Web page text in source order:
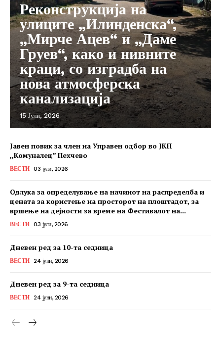
Реконструкција на
улиците „Илинденска“,
„Мирче Ацев“ и „Даме
Груев“, како и нивните
краци, со изградба на
нова атмосферска
канализација
15 Јули, 2026
Јавен повик за член на Управен одбор во ЈКП
,,Комуналец” Пехчево
ВЕСТИ 03 јули, 2026
Одлука за определување на начинот на распределба и
цената за користење на просторот на плоштадот, за
вршење на дејности за време на Фестивалот на...
ВЕСТИ 03 јули, 2026
Дневен ред за 10-та седница
ВЕСТИ 24 јуни, 2026
Дневен ред за 9-та седница
ВЕСТИ 24 јуни, 2026